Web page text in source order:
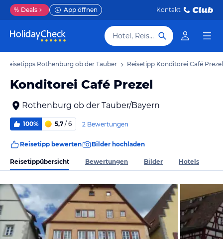
% Deals App öffnen Kontakt
Hotel, Reiseziel
Reisetipps Rothenburg ob der Tauber Reisetipp Konditorei Café Prezel
Konditorei Café Prezel
Rothenburg ob der Tauber/Bayern
100% 5,7 / 6 2 Bewertungen
Reisetipp bewerten Bilder hochladen
Reisetippübersicht Bewertungen Bilder Hotels